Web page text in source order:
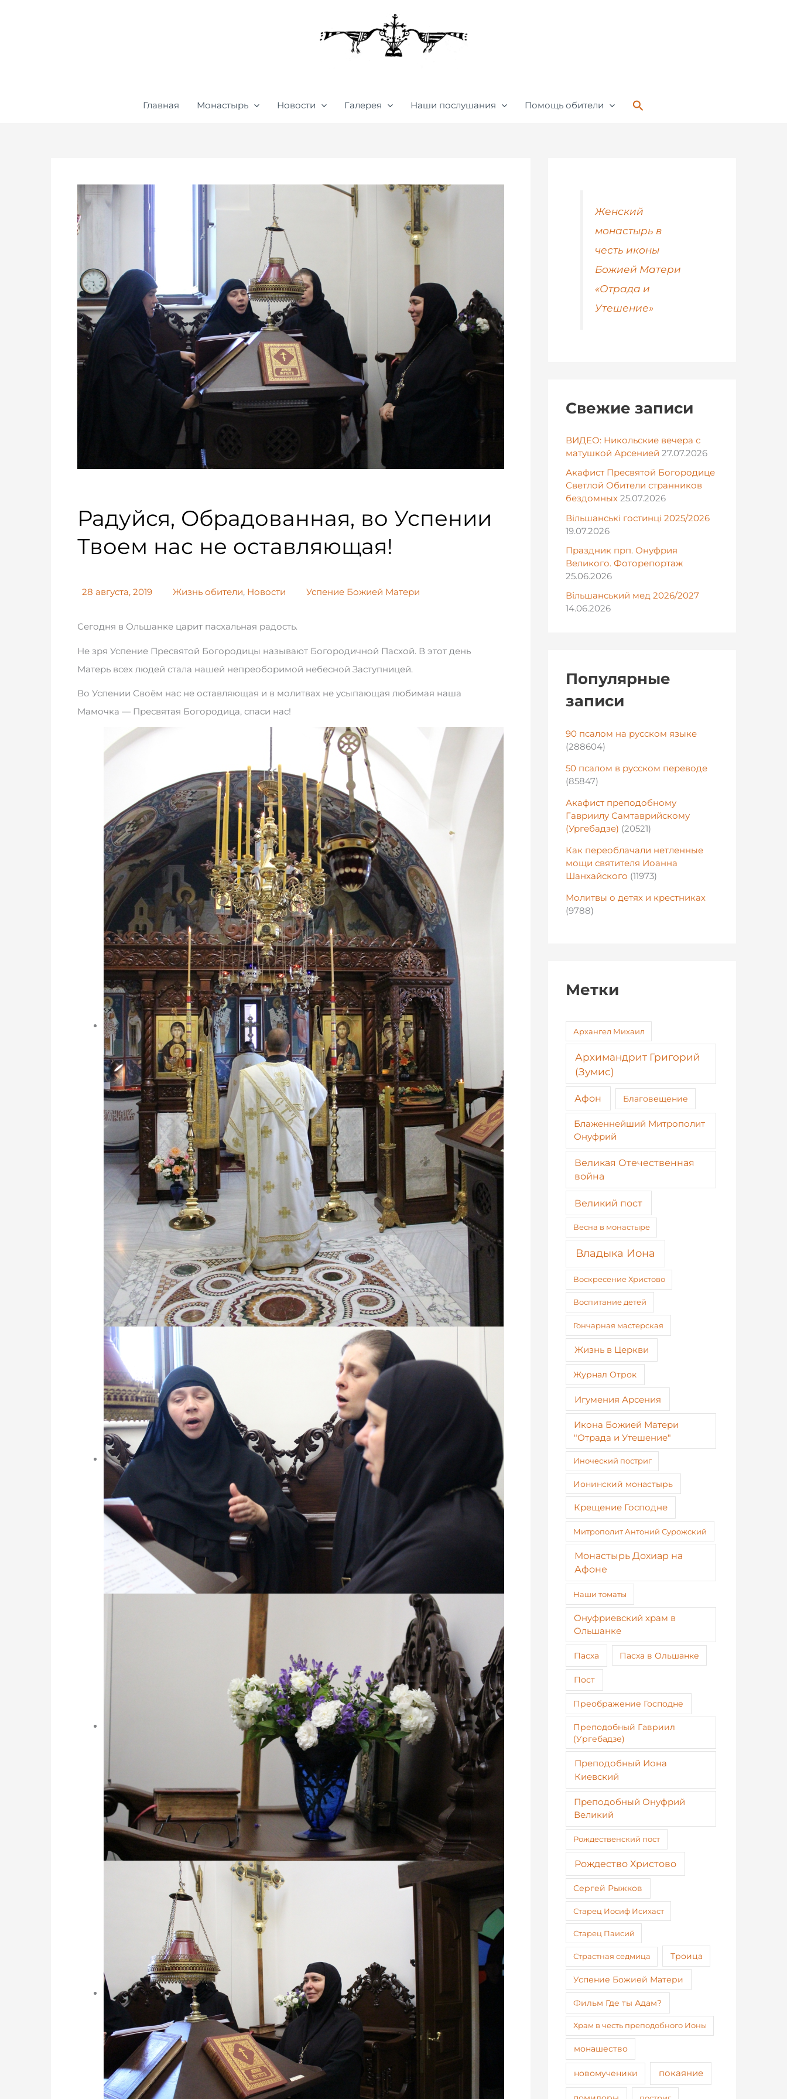
Главная Монастырь Новости Галерея Наши послушания Помощь обители Поиск
Радуйся, Обрадованная, во Успении
Твоем нас не оставляющая!
28 августа, 2019 Жизнь обители, Новости Успение Божией Матери
Сегодня в Ольшанке царит пасхальная радость.
Не зря Успение Пресвятой Богородицы называют Богородичной Пасхой. В этот день
Матерь всех людей стала нашей непреоборимой небесной Заступницей.
Во Успении Своём нас не оставляющая и в молитвах не усыпающая любимая наша
Мамочка — Пресвятая Богородица, спаси нас!
Женский
монастырь в
честь иконы
Божией Матери
«Отрада и
Утешение»
Свежие записи
ВИДЕО: Никольские вечера с
матушкой Арсенией 27.07.2026
Акафист Пресвятой Богородице
Светлой Обители странников
бездомных 25.07.2026
Вільшанські гостинці 2025/2026
19.07.2026
Праздник прп. Онуфрия
Великого. Фоторепортаж
25.06.2026
Вільшанський мед 2026/2027
14.06.2026
Популярные
записи
90 псалом на русском языке
(288604)
50 псалом в русском переводе
(85847)
Акафист преподобному
Гавриилу Самтаврийскому
(Ургебадзе) (20521)
Как переоблачали нетленные
мощи святителя Иоанна
Шанхайского (11973)
Молитвы о детях и крестниках
(9788)
Метки
Архангел Михаил
Архимандрит Григорий
(Зумис)
Афон Благовещение
Блаженнейший Митрополит
Онуфрий
Великая Отечественная
война
Великий пост
Весна в монастыре
Владыка Иона
Воскресение Христово
Воспитание детей
Гончарная мастерская
Жизнь в Церкви
Журнал Отрок
Игумения Арсения
Икона Божией Матери
"Отрада и Утешение"
Иноческий постриг
Ионинский монастырь
Крещение Господне
Митрополит Антоний Сурожский
Монастырь Дохиар на
Афоне
Наши томаты
Онуфриевский храм в
Ольшанке
Пасха Пасха в Ольшанке
Пост
Преображение Господне
Преподобный Гавриил
(Ургебадзе)
Преподобный Иона
Киевский
Преподобный Онуфрий
Великий
Рождественский пост
Рождество Христово
Сергей Рыжков
Старец Иосиф Исихаст
Старец Паисий
Страстная седмица Троица
Успение Божией Матери
Фильм Где ты Адам?
Храм в честь преподобного Ионы
монашество
новомученики покаяние